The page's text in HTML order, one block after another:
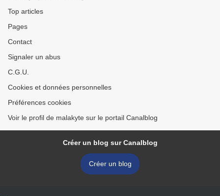
Top articles
Pages
Contact
Signaler un abus
C.G.U.
Cookies et données personnelles
Préférences cookies
Voir le profil de malakyte sur le portail Canalblog
Créer un blog sur Canalblog
Créer un blog